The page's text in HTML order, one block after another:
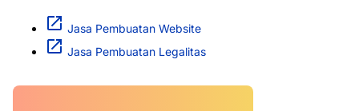
Jasa Pembuatan Website
Jasa Pembuatan Legalitas